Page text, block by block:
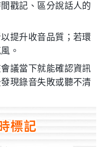
戳記、區分說話人的
提升收音品質；若環
。
議當下就能確認資訊
現錄音失敗或聽不清